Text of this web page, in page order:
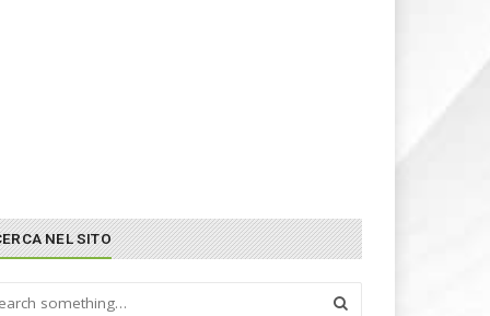
NEL SITO